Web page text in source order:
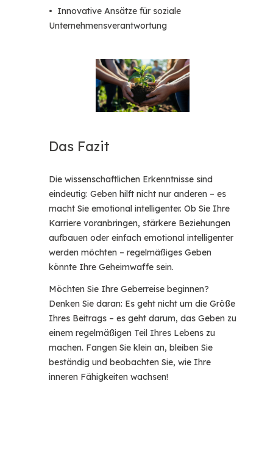
• Innovative Ansätze für soziale
Unternehmensverantwortung
Das Fazit
Die wissenschaftlichen Erkenntnisse sind
eindeutig: Geben hilft nicht nur anderen – es
macht Sie emotional intelligenter. Ob Sie Ihre
Karriere voranbringen, stärkere Beziehungen
aufbauen oder einfach emotional intelligenter
werden möchten – regelmäßiges Geben
könnte Ihre Geheimwaffe sein.
Möchten Sie Ihre Geberreise beginnen?
Denken Sie daran: Es geht nicht um die Größe
Ihres Beitrags – es geht darum, das Geben zu
einem regelmäßigen Teil Ihres Lebens zu
machen. Fangen Sie klein an, bleiben Sie
beständig und beobachten Sie, wie Ihre
inneren Fähigkeiten wachsen!